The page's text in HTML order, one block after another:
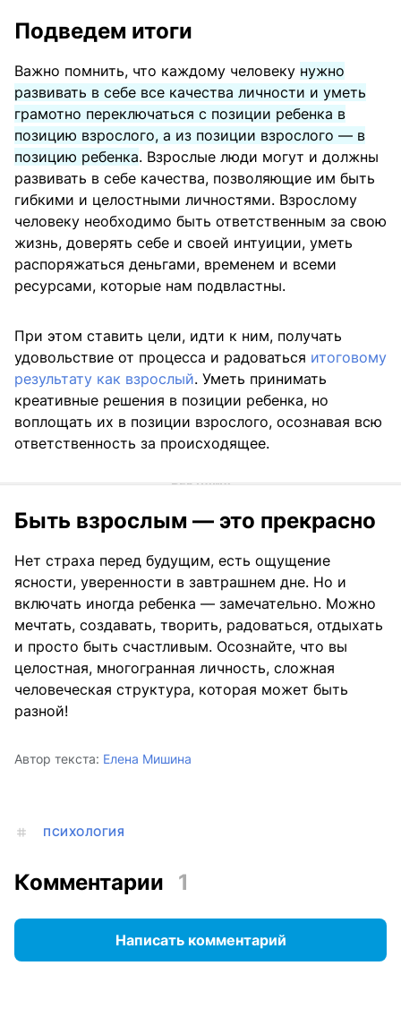
Подведем итоги
Важно помнить, что каждому человеку нужно
развивать в себе все качества личности и уметь
грамотно переключаться с позиции ребенка в
позицию взрослого, а из позиции взрослого — в
позицию ребенка. Взрослые люди могут и должны
развивать в себе качества, позволяющие им быть
гибкими и целостными личностями. Взрослому
человеку необходимо быть ответственным за свою
жизнь, доверять себе и своей интуиции, уметь
распоряжаться деньгами, временем и всеми
ресурсами, которые нам подвластны.
При этом ставить цели, идти к ним, получать
удовольствие от процесса и радоваться итоговому
результату как взрослый. Уметь принимать
креативные решения в позиции ребенка, но
воплощать их в позиции взрослого, осознавая всю
ответственность за происходящее.
Быть взрослым — это прекрасно
Нет страха перед будущим, есть ощущение
ясности, уверенности в завтрашнем дне. Но и
включать иногда ребенка — замечательно. Можно
мечтать, создавать, творить, радоваться, отдыхать
и просто быть счастливым. Осознайте, что вы
целостная, многогранная личность, сложная
человеческая структура, которая может быть
разной!
Автор текста: Елена Мишина
ПСИХОЛОГИЯ
Комментарии 1
Написать комментарий